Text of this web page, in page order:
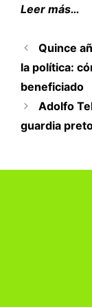
Leer más…
Quince
la política:
beneficiado
Adolfo
guardia